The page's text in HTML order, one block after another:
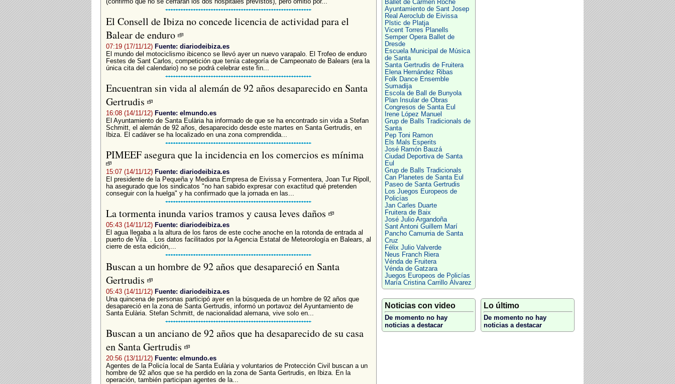
El Consell de Ibiza no concede licencia de actividad para el
Balear de enduro
07:19 (17/11/12) Fuente: diariodeibiza.es
El mundo del motociclismo ibicenco se llevó ayer un nuevo varapalo. El Trofeo de enduro
Festes de Sant Carlos, competición que tenía categoría de Campeonato de Balears (era la
única cita del calendario) no se podrá celebrar este fin...
Encuentran sin vida al alemán de 92 años desaparecido en Santa
Gertrudis
16:08 (14/11/12) Fuente: elmundo.es
El Ayuntamiento de Santa Eulària ha informado de que se ha encontrado sin vida a Stefan
Schmitt, el alemán de 92 años, desaparecido desde este martes en Santa Gertrudis, en
Ibiza. El cadáver se ha localizado en una zona comprendida...
PIMEEF asegura que la incidencia en los comercios es mínima
15:07 (14/11/12) Fuente: diariodeibiza.es
El presidente de la Pequeña y Mediana Empresa de Eivissa y Formentera, Joan Tur Ripoll,
ha asegurado que los sindicatos "no han sabido expresar con exactitud qué pretenden
conseguir con la huelga" y ha confirmado que la jornada en las...
La tormenta inunda varios tramos y causa leves daños
05:43 (14/11/12) Fuente: diariodeibiza.es
El agua llegaba a la altura de los faros de este coche anoche en la rotonda de entrada al
puerto de Vila. . Los datos facilitados por la Agencia Estatal de Meteorología en Balears, al
cierre de esta edición,...
Buscan a un hombre de 92 años que desapareció en Santa
Gertrudis
05:43 (14/11/12) Fuente: diariodeibiza.es
­Una quincena de personas participó ayer en la búsqueda de un hombre de 92 años que
desapareció en la zona de Santa Gertrudis, informó un portavoz del Ayuntamiento de
Santa Eulària. Stefan Schmitt, de nacionalidad alemana, vive solo en...
Buscan a un anciano de 92 años que ha desaparecido de su casa
en Santa Gertrudis
20:56 (13/11/12) Fuente: elmundo.es
Agentes de la Policía local de Santa Eulària y voluntarios de Protección Civil buscan a un
hombre de 92 años que se ha perdido en la zona de Santa Gertrudis, en Ibiza. En la
operación, también participan agentes de la...
Ballet de Carmen Roche
Ayuntamiento de Sant Josep
Real Aeroclub de Eivissa
Plstic de Platja
Vicent Torres Planells
Semper Opera Ballet de
Dresde
Escuela Municipal de Música
de Santa
Santa Gertrudis de Fruitera
Elena Hernández Ribas
Folk Dance Ensemble
Sumadija
Escola de Ball de Bunyola
Plan Insular de Obras
Congresos de Santa Eul
Irene López Manuel
Grup de Balls Tradicionals de
Santa
Pep Toni Ramon
Els Mals Esperits
José Ramón Bauzá
Ciudad Deportiva de Santa
Eul
Grup de Balls Tradicionals
Can Planetes de Santa Eul
Paseo de Santa Gertrudis
Los Juegos Europeos de
Policías
Jan Carles Duarte
Fruitera de Baix
José Julio Argandoña
Sant Antoni Guillem Marí
Pancho Camurria de Santa
Cruz
Félix Julio Valverde
Neus Franch Riera
Vénda de Fruitera
Vénda de Gatzara
Juegos Europeos de Policías
María Cristina Carrillo Álvarez
Noticias con video
De momento no hay
noticias a destacar
Lo último
De momento no hay
noticias a destacar